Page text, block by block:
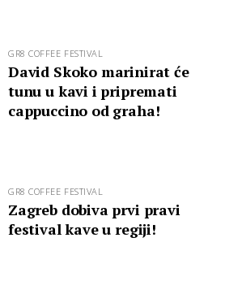
GR8 COFFEE FESTIVAL
David Skoko marinirat će
tunu u kavi i pripremati
cappuccino od graha!
GR8 COFFEE FESTIVAL
Zagreb dobiva prvi pravi
festival kave u regiji!